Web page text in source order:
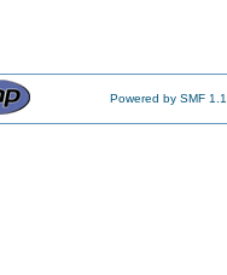
Powered by SMF